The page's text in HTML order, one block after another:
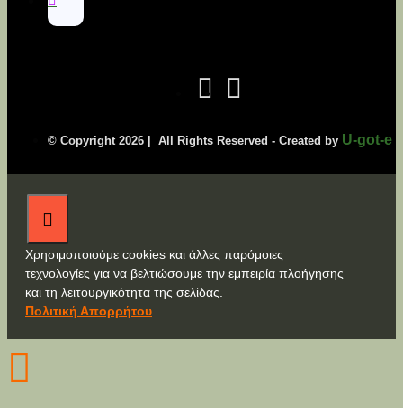
© Copyright 2026 | All Rights Reserved - Created by U-got-e
Χρησιμοποιούμε cookies και άλλες παρόμοιες
τεχνολογίες για να βελτιώσουμε την εμπειρία πλοήγησης
και τη λειτουργικότητα της σελίδας.
Πολιτική Απορρήτου